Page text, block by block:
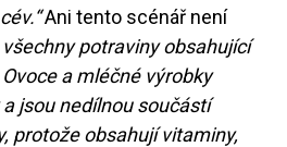
Ani tento scénář není
všechny potraviny obsahující
a mléčné výrobky
jsou nedílnou součástí
protože obsahují vitaminy,